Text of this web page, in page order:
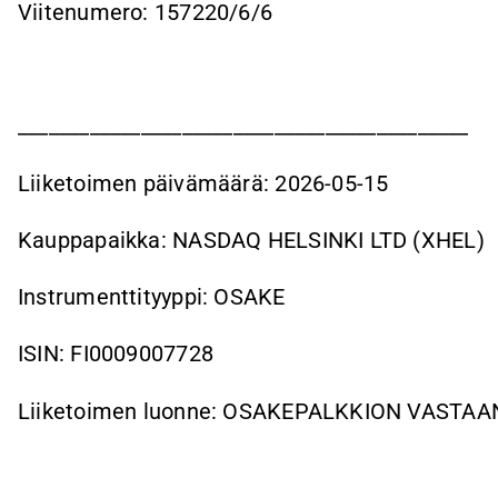
Viitenumero: 157220/6/6
Liiketoimen päivämäärä: 2026-05-15
Kauppapaikka: NASDAQ HELSINKI LTD (XHEL)
Instrumenttityyppi: OSAKE
ISIN: FI0009007728
Liiketoimen luonne: OSAKEPALKKION